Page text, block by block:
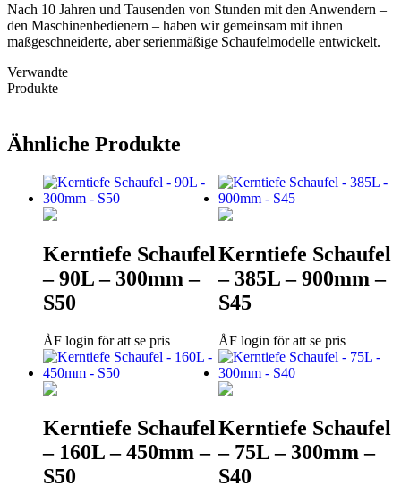
Nach 10 Jahren und Tausenden von Stunden mit den Anwendern –
den Maschinenbedienern – haben wir gemeinsam mit ihnen
maßgeschneiderte, aber serienmäßige Schaufelmodelle entwickelt.
Verwandte
Produkte
Ähnliche Produkte
Kerntiefe Schaufel
– 90L – 300mm –
S50
ÅF login för att se pris
Kerntiefe Schaufel
– 385L – 900mm –
S45
ÅF login för att se pris
Kerntiefe Schaufel
– 160L – 450mm –
S50
Kerntiefe Schaufel
– 75L – 300mm –
S40